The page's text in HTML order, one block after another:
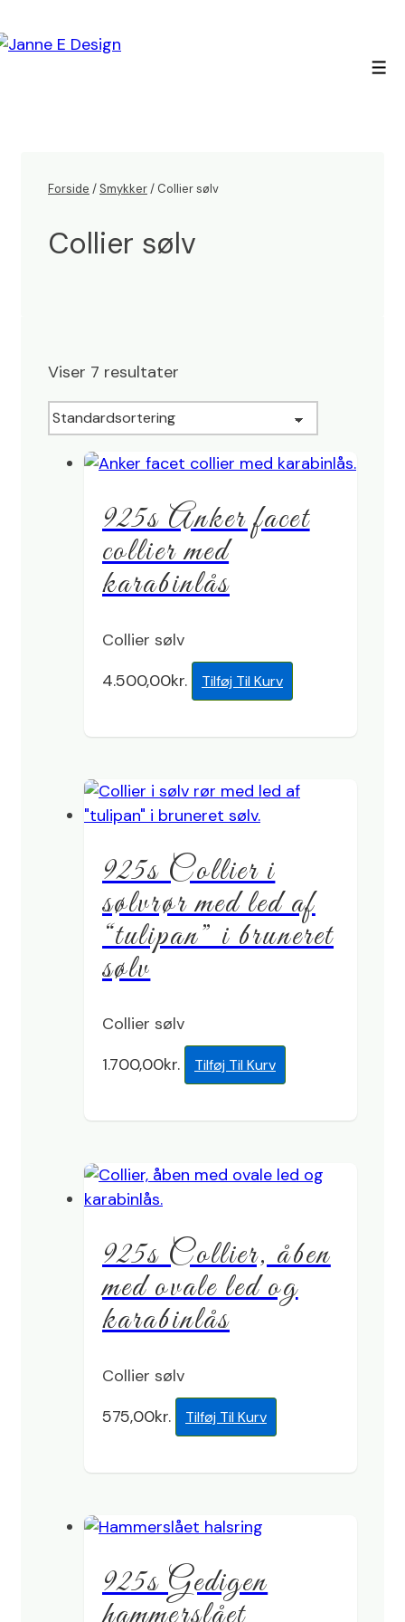
Hop
Forside / Smykker/ Collier sølv
Collier sølv
Viser 7 resultater
925s Anker facet
collier med
karabinlås
Collier sølv
4.500,00kr. Tilføj Til Kurv
925s Collier i
sølvrør med led af
“tulipan” i bruneret
sølv
Collier sølv
1.700,00kr. Tilføj Til Kurv
925s Collier, åben
med ovale led og
karabinlås
Collier sølv
575,00kr. Tilføj Til Kurv
925s Gedigen